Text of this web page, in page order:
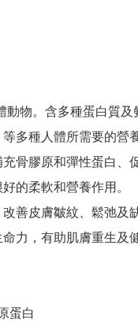
動物。含多種蛋白質及
多種人體所需要的營
骨膠原和彈性蛋白、
的柔軟和營養作用。
善皮膚皺紋、鬆弛及
力，有助肌膚重生及
蛋白